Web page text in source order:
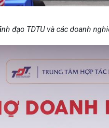
đạo TDTU và các doanh